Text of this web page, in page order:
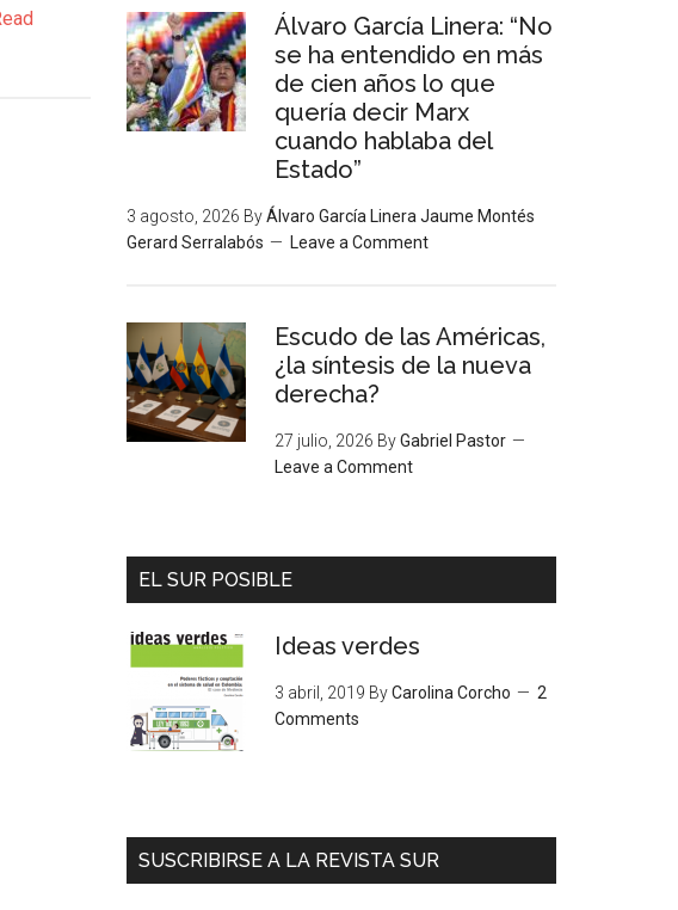
Álvaro García Linera: “No
se ha entendido en más
de cien años lo que
quería decir Marx
cuando hablaba del
Estado”
3 agosto, 2026 ByÁlvaro García Linera Jaume Montés
Gerard Serralabós
Leave a Comment
Escudo de las Américas,
¿la síntesis de la nueva
derecha?
27 julio, 2026 ByGabriel Pastor
Leave a Comment
EL SUR POSIBLE
Ideas verdes
3 abril, 2019 ByCarolina Corcho
2
Comments
SUSCRIBIRSE A LA REVISTA SUR